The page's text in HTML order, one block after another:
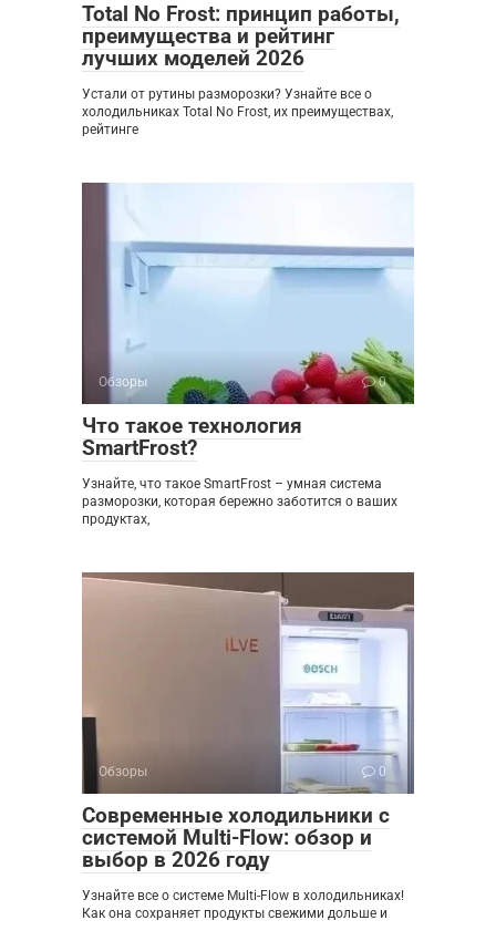
Total No Frost: принцип работы,
преимущества и рейтинг
лучших моделей 2026
Устали от рутины разморозки? Узнайте все о
холодильниках Total No Frost, их преимуществах,
рейтинге
Обзоры 0
Что такое технология
SmartFrost?
Узнайте, что такое SmartFrost – умная система
разморозки, которая бережно заботится о ваших
продуктах,
Обзоры 0
Современные холодильники с
системой Multi-Flow: обзор и
выбор в 2026 году
Узнайте все о системе Multi-Flow в холодильниках!
Как она сохраняет продукты свежими дольше и